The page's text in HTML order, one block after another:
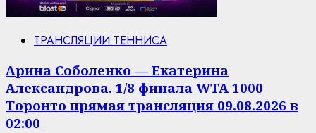
ТРАНСЛЯЦИИ ТЕННИСА
Арина Соболенко — Екатерина
Александрова. 1/8 финала WTA 1000
Торонто прямая трансляция 09.08.2026 в
02:00